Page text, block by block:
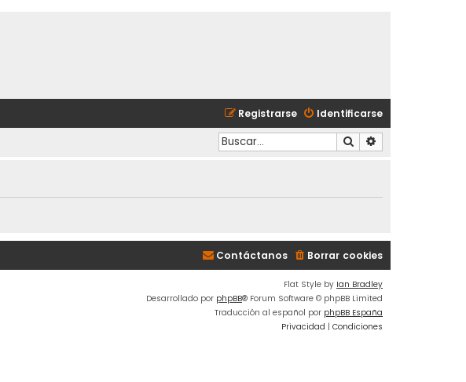
Identificarse
Registrarse
Buscar
Borrar cookies
Contáctanos
Flat Style by Ian Bradley
Desarrollado por phpBB® Forum Software © phpBB Limited
Traducción al español por phpBB España
Privacidad | Condiciones